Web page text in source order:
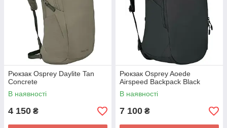
Рюкзак Osprey Daylite Tan
Concrete
В наявності
4 150 ₴
Рюкзак Osprey Aoede
Airspeed Backpack Black
В наявності
7 100 ₴